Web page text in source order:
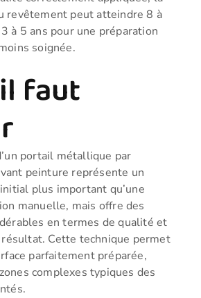
revêtement peut atteindre 8 à
à 5 ans pour une préparation
soignée.
faut
portail métallique par
peinture représente un
plus important qu’une
manuelle, mais offre des
en termes de qualité et
Cette technique permet
parfaitement préparée,
complexes typiques des